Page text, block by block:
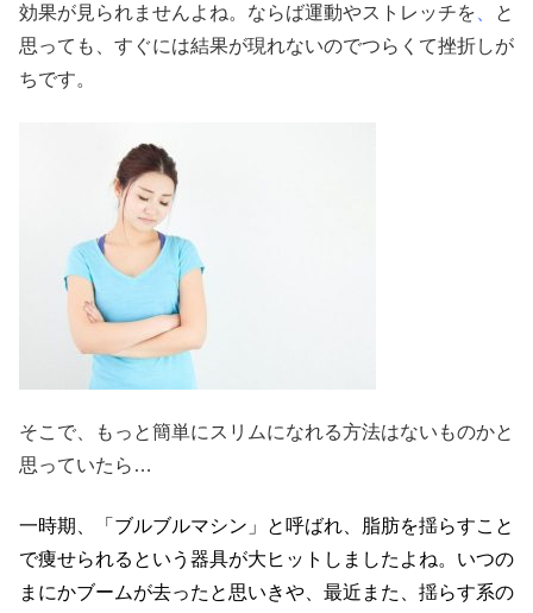
効果が見られませんよね。ならば運動やストレッチを
と
思っても、すぐには結果が現れないのでつらくて挫折しが
ちです。
そこで、もっと簡単にスリムになれる方法はないものかと
思っていたら…
一時期、「ブルブルマシン」と呼ばれ、脂肪を揺らすこと
で痩せられるという器具が大ヒットしましたよね。いつの
まにかブームが去ったと思いきや、最近また、揺らす系の